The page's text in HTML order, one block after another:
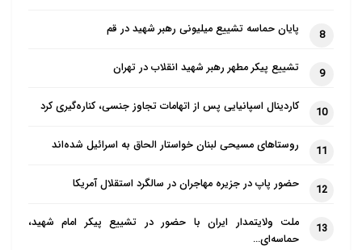
8 پایان حماسه تشییع میلیونی رهبر شهید در قم
9 تشییع پیکر مطهر رهبر شهید انقلاب در تهران
10 کاردینال اسپانیایی پس از اتهامات تجاوز جنسی، کناره‌گیری کرد
11 روستاهای مسیحی لبنان خواستار الحاق به اسرائیل شده‌اند
12 حضور پاپ در جزیره مهاجران در سالگرد استقلال آمریکا
13
ملت ولایتمدار ایران با حضور در تشییع پیکر امام شهید،
حماسه‌ای…